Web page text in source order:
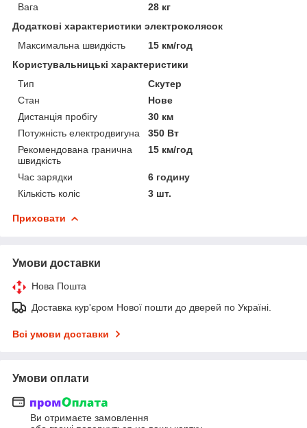
Вага
28 кг
Додаткові характеристики электроколясок
Максимальна швидкість
15 км/год
Користувальницькі характеристики
Тип
Скутер
Стан
Нове
Дистанція пробігу
30 км
Потужність електродвигуна
350 Вт
Рекомендована гранична
швидкість
15 км/год
Час зарядки
6 годину
Кількість коліс
3 шт.
Приховати
Умови доставки
Нова Пошта
Доставка кур'єром Нової пошти до дверей по Україні.
Всі умови доставки
Умови оплати
Ви отримаєте замовлення